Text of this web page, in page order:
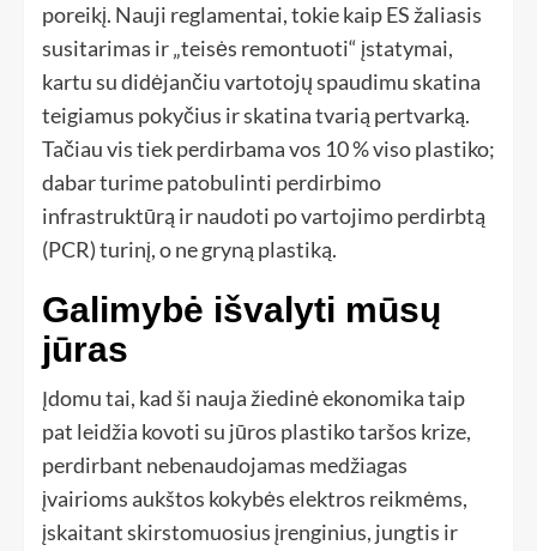
poreikį. Nauji reglamentai, tokie kaip ES žaliasis
susitarimas ir „teisės remontuoti“ įstatymai,
kartu su didėjančiu vartotojų spaudimu skatina
teigiamus pokyčius ir skatina tvarią pertvarką.
Tačiau vis tiek perdirbama vos 10 % viso plastiko;
dabar turime patobulinti perdirbimo
infrastruktūrą ir naudoti po vartojimo perdirbtą
(PCR) turinį, o ne gryną plastiką.
Galimybė išvalyti mūsų
jūras
Įdomu tai, kad ši nauja žiedinė ekonomika taip
pat leidžia kovoti su jūros plastiko taršos krize,
perdirbant nebenaudojamas medžiagas
įvairioms aukštos kokybės elektros reikmėms,
įskaitant skirstomuosius įrenginius, jungtis ir